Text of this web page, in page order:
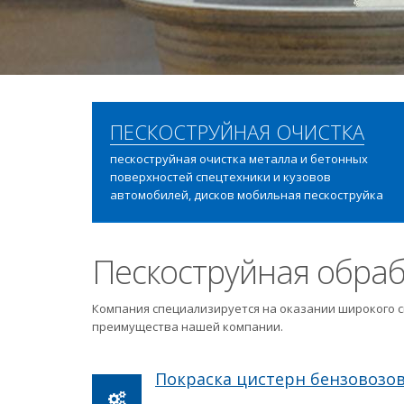
ПЕСКОСТРУЙНАЯ ОЧИСТКА
пескоструйная очистка металла и бетонных
поверхностей спецтехники и кузовов
автомобилей, дисков мобильная пескоструйка
Пескоструйная
Компания специализируется на оказании широкого
преимущества нашей компании.
Покраска цистерн